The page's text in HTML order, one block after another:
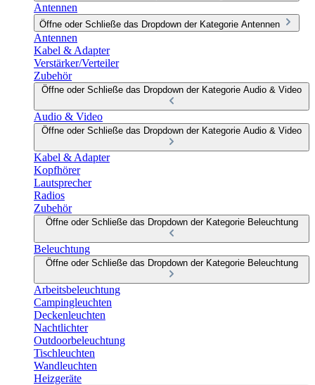
Antennen
Öffne oder Schließe das Dropdown der Kategorie Antennen
Antennen
Kabel & Adapter
Verstärker/Verteiler
Zubehör
Öffne oder Schließe das Dropdown der Kategorie Audio & Video
Audio & Video
Öffne oder Schließe das Dropdown der Kategorie Audio & Video
Kabel & Adapter
Kopfhörer
Lautsprecher
Radios
Zubehör
Öffne oder Schließe das Dropdown der Kategorie Beleuchtung
Beleuchtung
Öffne oder Schließe das Dropdown der Kategorie Beleuchtung
Arbeitsbeleuchtung
Campingleuchten
Deckenleuchten
Nachtlichter
Outdoorbeleuchtung
Tischleuchten
Wandleuchten
Heizgeräte